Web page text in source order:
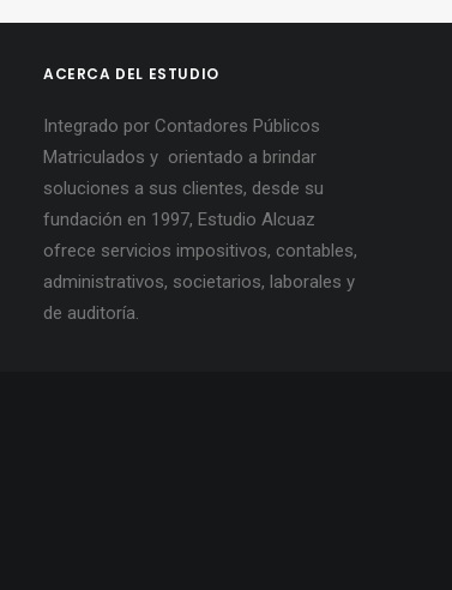
ACERCA DEL ESTUDIO
Integrado por Contadores Públicos
Matriculados y orientado a brindar
soluciones a sus clientes, desde su
fundación en 1997, Estudio Alcuaz
ofrece servicios impositivos, contables,
administrativos, societarios, laborales y
de auditoría.